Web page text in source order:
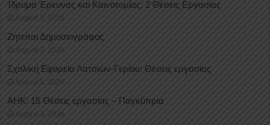
Ίδρυμα Έρευνας και Καινοτομίας: 2 Θέσεις Εργασίας
August 3, 2026
Ζητείται Δημοσιογράφος
August 3, 2026
Σχολική Εφορεία Λατσιών-Γερίου: Θέσεις εργασίας
August 3, 2026
ΑΗΚ: 15 Θέσεις εργασίας – Παγκύπρια
August 3, 2026